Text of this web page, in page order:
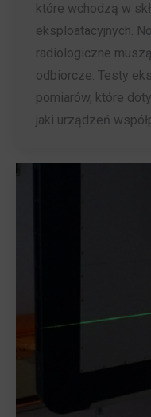
które wchodzą w
eksploatacyjnych.
radiologiczne
odbiorcze. Testy
pomiarów, które
jaki urządzeń